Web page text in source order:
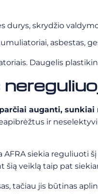
durys, skrydžio
asbestas,
Daugelis
auganti, sunkiai
ir
siekia reguliuoti
veiklą taip pat
tačiau jis būtinas